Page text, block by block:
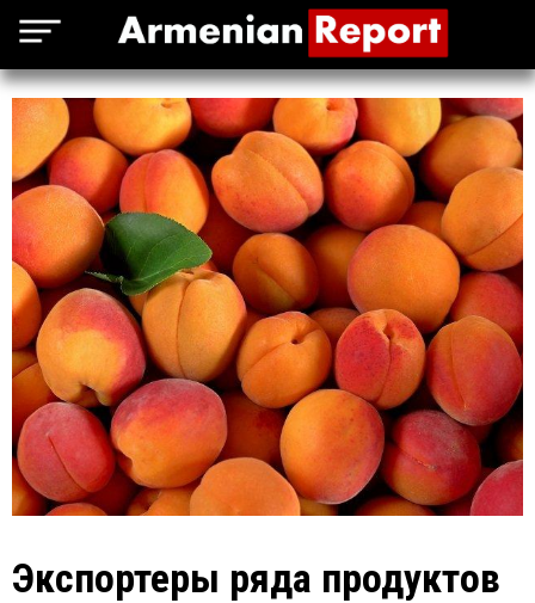
Экспортеры ряда продуктов